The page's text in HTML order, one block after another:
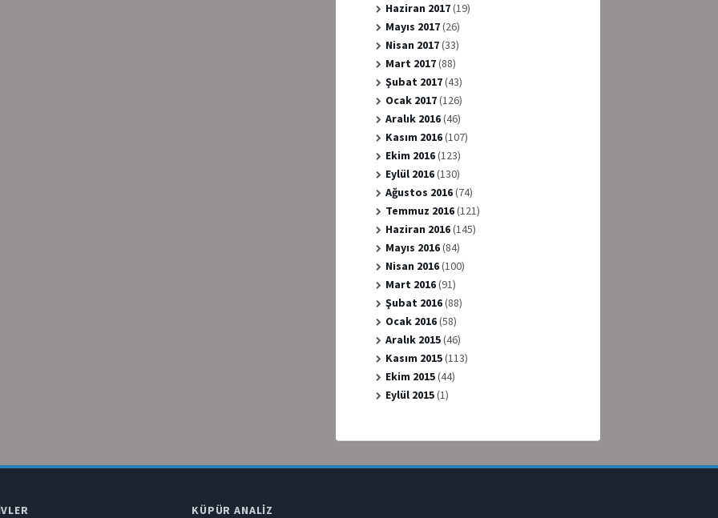
Haziran 2017(19)
Mayıs 2017(26)
Nisan 2017(33)
Mart 2017(88)
Şubat 2017(43)
Ocak 2017(126)
Aralık 2016(46)
Kasım 2016(107)
Ekim 2016(123)
Eylül 2016(130)
Ağustos 2016(74)
Temmuz 2016(121)
Haziran 2016(145)
Mayıs 2016(84)
Nisan 2016(100)
Mart 2016(91)
Şubat 2016(88)
Ocak 2016(58)
Aralık 2015(46)
Kasım 2015(113)
Ekim 2015(44)
Eylül 2015(1)
KÜPÜR ANALIZ